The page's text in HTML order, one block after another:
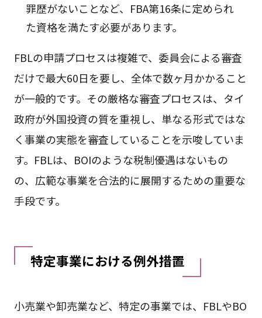
罪歴がないことなど、FBA第16条に定められ
た資格を満たす必要があります。
FBLの申請プロセスは複雑で、委員会による審査
だけで最大60日を要し、全体で数ヶ月かかること
が一般的です。その厳格な審査プロセスは、タイ
政府が外国投資の質を重視し、単なる形式ではな
く事業の実態を審査していることを示唆していま
す。FBLは、BOIのような税制優遇はないもの
の、広範な事業を合法的に展開するための重要な
手段です。
特定事業における例外措置
小売業や卸売業など、特定の事業では、FBLやBO